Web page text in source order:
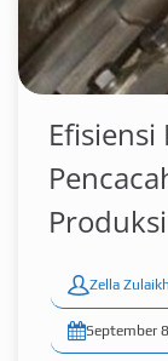
Produksi
Zella
September